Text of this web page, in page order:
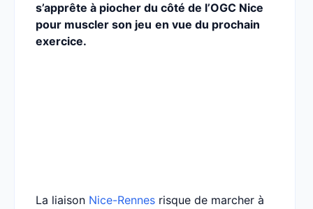
s’apprête à piocher du côté de l’OGC Nice
pour muscler son jeu en vue du prochain
exercice.
La liaison Nice-Rennes risque de marcher à